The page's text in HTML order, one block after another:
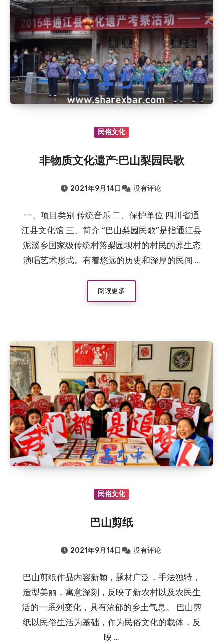
民俗文化
非物质文化遗产:巴山梨园民歌
2021年9月14日 没有评论
一、项目类别 传统音乐 二、保护单位 四川省通
江县文化馆 三、简介 “巴山梨园民歌”是指通江县
泥溪乡国家级传统村落梨园坝村的村民的原生态
演唱艺术形式。有着悠远的历史和深厚的民间 …
阅读更多
民俗文化
巴山剪纸
2021年9月14日 没有评论
巴山剪纸作品内容新颖，题材广泛，手法独特，
造型美丽，寓意深刻，反映了新农村以及农民生
活的一系列变化，具有浓郁的乡土气息。 巴山剪
纸以民俗生活为基础，作为民俗文化的载体，反
映 …